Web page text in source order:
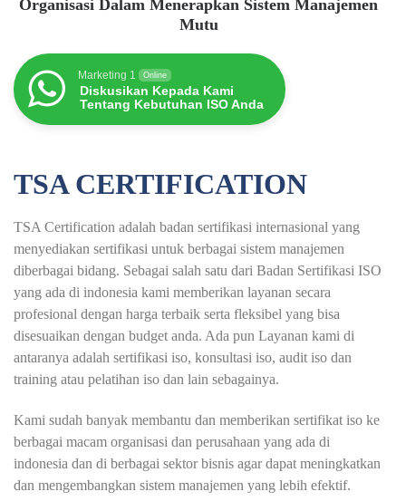
Organisasi Dalam Menerapkan Sistem Manajemen
Mutu
Marketing 1 Online
Diskusikan Kepada Kami
Tentang Kebutuhan ISO Anda
TSA CERTIFICATION
TSA Certification adalah badan sertifikasi internasional yang
menyediakan sertifikasi untuk berbagai sistem manajemen
diberbagai bidang. Sebagai salah satu dari Badan Sertifikasi ISO
yang ada di indonesia kami memberikan layanan secara
profesional dengan harga terbaik serta fleksibel yang bisa
disesuaikan dengan budget anda. Ada pun Layanan kami di
antaranya adalah sertifikasi iso, konsultasi iso, audit iso dan
training atau pelatihan iso dan lain sebagainya.
Kami sudah banyak membantu dan memberikan sertifikat iso ke
berbagai macam organisasi dan perusahaan yang ada di
indonesia dan di berbagai sektor bisnis agar dapat meningkatkan
dan mengembangkan sistem manajemen yang lebih efektif.